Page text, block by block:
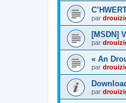
par
[MSDN]
par
« An
par
par